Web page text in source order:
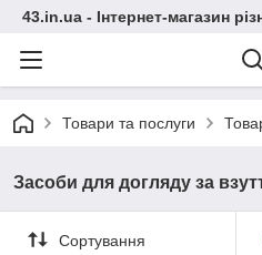
43.in.ua - Інтернет-магазин
Товари та послуги
Засоби для догляду за
Сортування